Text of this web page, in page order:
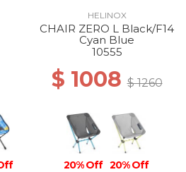
40% Off 50% Off
HELINOX
CHAIR ZERO L Black/F14
Cyan Blue
10555
$ 1008$ 1260
20% Off 20% Off